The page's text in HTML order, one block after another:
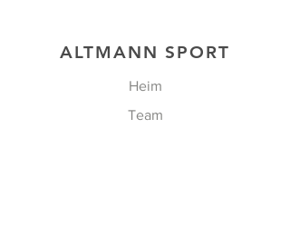
ALTMANN SPORT
Heim
Team